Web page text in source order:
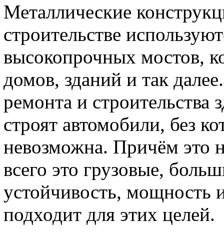
Металлические
строительстве
высокопрочных мостов,
домов, зданий и так
ремонта и строительства
строят автомобили, без
невозможна. Причём это
всего это грузовые,
устойчивость, мощность
подходит для этих целей.